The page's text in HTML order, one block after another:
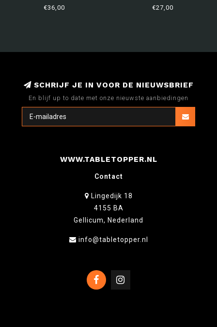
€36,00
€27,00
SCHRIJF JE IN VOOR DE NIEUWSBRIEF
En blijf up to date met onze nieuwste aanbiedingen
WWW.TABLETOPPER.NL
Contact
Lingedijk 18
4155 BA
Gellicum, Nederland
info@tabletopper.nl